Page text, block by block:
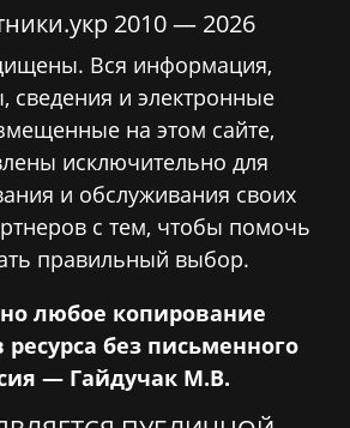
2010 — 2026
Вся информация,
сведения и электронные
на этом сайте,
исключительно для
и обслуживания своих
с тем, чтобы помочь
правильный выбор.
любое копирование
без письменного
— Гайдучак М.В.